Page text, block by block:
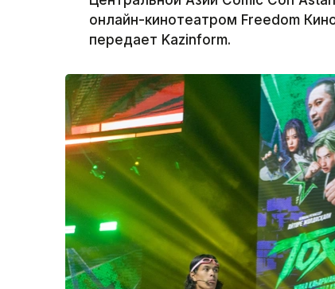
онлайн-кинотеатром Freedom
передает Kazinform.